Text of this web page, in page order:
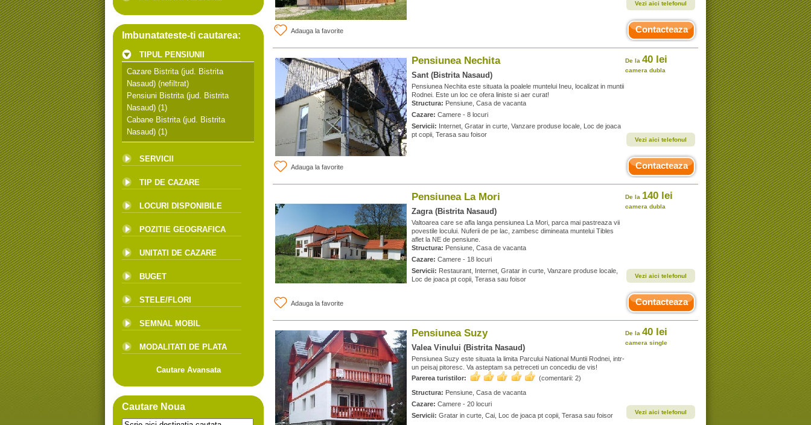
Imbunatateste-ti cautarea:
TIPUL PENSIUNII
Cazare Bistrita (jud. Bistrita
Nasaud) (nefiltrat)
Pensiuni Bistrita (jud. Bistrita
Nasaud) (1)
Cabane Bistrita (jud. Bistrita
Nasaud) (1)
SERVICII
TIP DE CAZARE
LOCURI DISPONIBILE
POZITIE GEOGRAFICA
UNITATI DE CAZARE
BUGET
STELE/FLORI
SEMNAL MOBIL
MODALITATI DE PLATA
Cautare Avansata
Cautare Noua
Adauga la favorite
Vezi aici telefonul
Contacteaza
Adauga la favorite
Pensiunea Nechita
Sant (Bistrita Nasaud)
Pensiunea Nechita este situata la poalele muntelui Ineu, localizat in muntii
Rodnei. Este un loc ce ofera liniste si aer curat!
Structura: Pensiune, Casa de vacanta
Cazare: Camere - 8 locuri
Servicii: Internet, Gratar in curte, Vanzare produse locale, Loc de joaca
pt copii, Terasa sau foisor
De la 40 lei
camera dubla
Vezi aici telefonul
Contacteaza
Adauga la favorite
Pensiunea La Mori
Zagra (Bistrita Nasaud)
Valtoarea care se afla langa pensiunea La Mori, parca mai pastreaza vii
povestile locului. Nuferii de pe lac, zambesc dimineata muntelui Tibles
aflet la NE de pensiune.
Structura: Pensiune, Casa de vacanta
Cazare: Camere - 18 locuri
Servicii: Restaurant, Internet, Gratar in curte, Vanzare produse locale,
Loc de joaca pt copii, Terasa sau foisor
De la 140 lei
camera dubla
Vezi aici telefonul
Contacteaza
Pensiunea Suzy
Valea Vinului (Bistrita Nasaud)
Pensiunea Suzy este situata la limita Parcului National Muntii Rodnei, intr-
un peisaj pitoresc. Va asteptam sa petreceti un concediu de vis!
Parerea turistilor:
(comentarii: 2)
Structura: Pensiune, Casa de vacanta
Cazare: Camere - 20 locuri
Servicii: Gratar in curte, Cai, Loc de joaca pt copii, Terasa sau foisor
De la 40 lei
camera single
Vezi aici telefonul